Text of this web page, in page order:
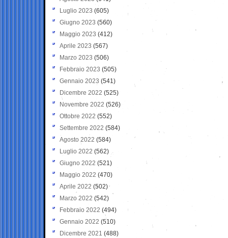
Luglio 2023 (605)
Giugno 2023 (560)
Maggio 2023 (412)
Aprile 2023 (567)
Marzo 2023 (506)
Febbraio 2023 (505)
Gennaio 2023 (541)
Dicembre 2022 (525)
Novembre 2022 (526)
Ottobre 2022 (552)
Settembre 2022 (584)
Agosto 2022 (584)
Luglio 2022 (562)
Giugno 2022 (521)
Maggio 2022 (470)
Aprile 2022 (502)
Marzo 2022 (542)
Febbraio 2022 (494)
Gennaio 2022 (510)
Dicembre 2021 (488)